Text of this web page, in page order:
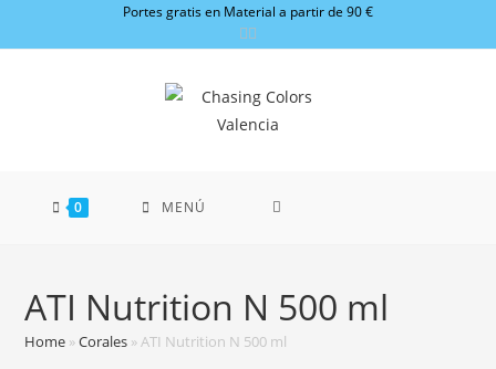
Portes gratis en Material a partir de 90 €
0 MENÚ
ATI Nutrition N 500 ml
Home »Corales »ATI Nutrition N 500 ml